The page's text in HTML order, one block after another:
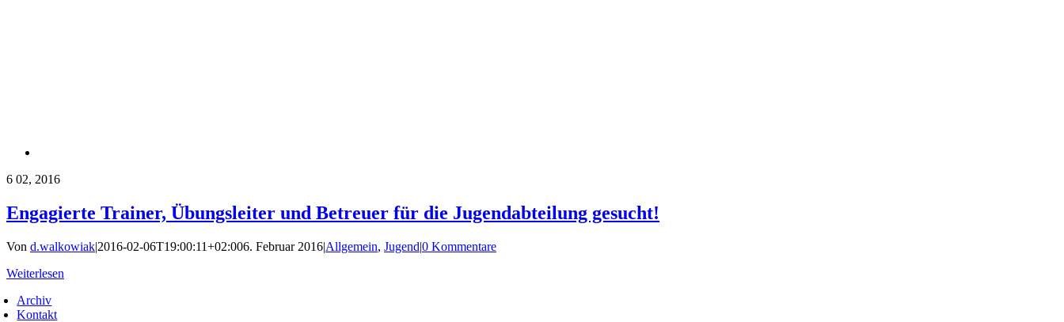
6 02, 2016
Engagierte Trainer, Übungsleiter und Betreuer für die Jugendabteilung gesucht!
Von d.walkowiak|2016-02-06T19:00:11+02:006. Februar 2016|Allgemein, Jugend|0 Kommentare
Weiterlesen
Archiv
Kontakt